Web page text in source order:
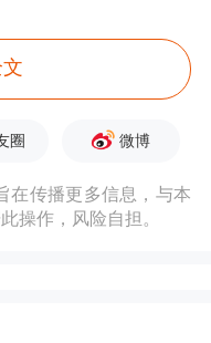
，指数成
制规则适时调
示指数未来表
色ETF华宝
圈 微博
在传播更多信息，与本
操作，风险自担。